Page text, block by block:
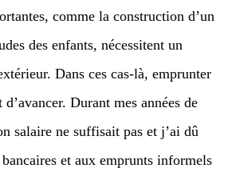
comme la construction d’un
des enfants, nécessitent un
Dans ces cas-là, emprunter
d’avancer. Durant mes années de
salaire ne suffisait pas et j’ai dû
et aux emprunts informels